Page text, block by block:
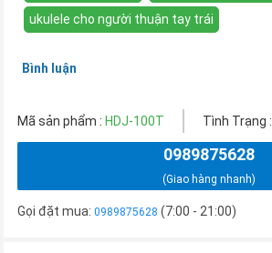
ukulele cho người thuận tay trái
Bình luận
Mã sản phẩm : HDJ-100T Tình Trạng :
0989875628
(Giao hàng nhanh)
Gọi đặt mua:0989875628 (7:00 - 21:00)